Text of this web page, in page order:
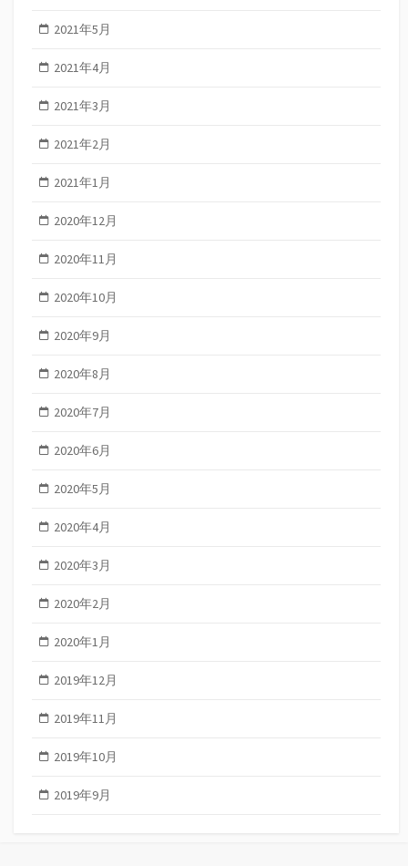
2021年5月
2021年4月
2021年3月
2021年2月
2021年1月
2020年12月
2020年11月
2020年10月
2020年9月
2020年8月
2020年7月
2020年6月
2020年5月
2020年4月
2020年3月
2020年2月
2020年1月
2019年12月
2019年11月
2019年10月
2019年9月